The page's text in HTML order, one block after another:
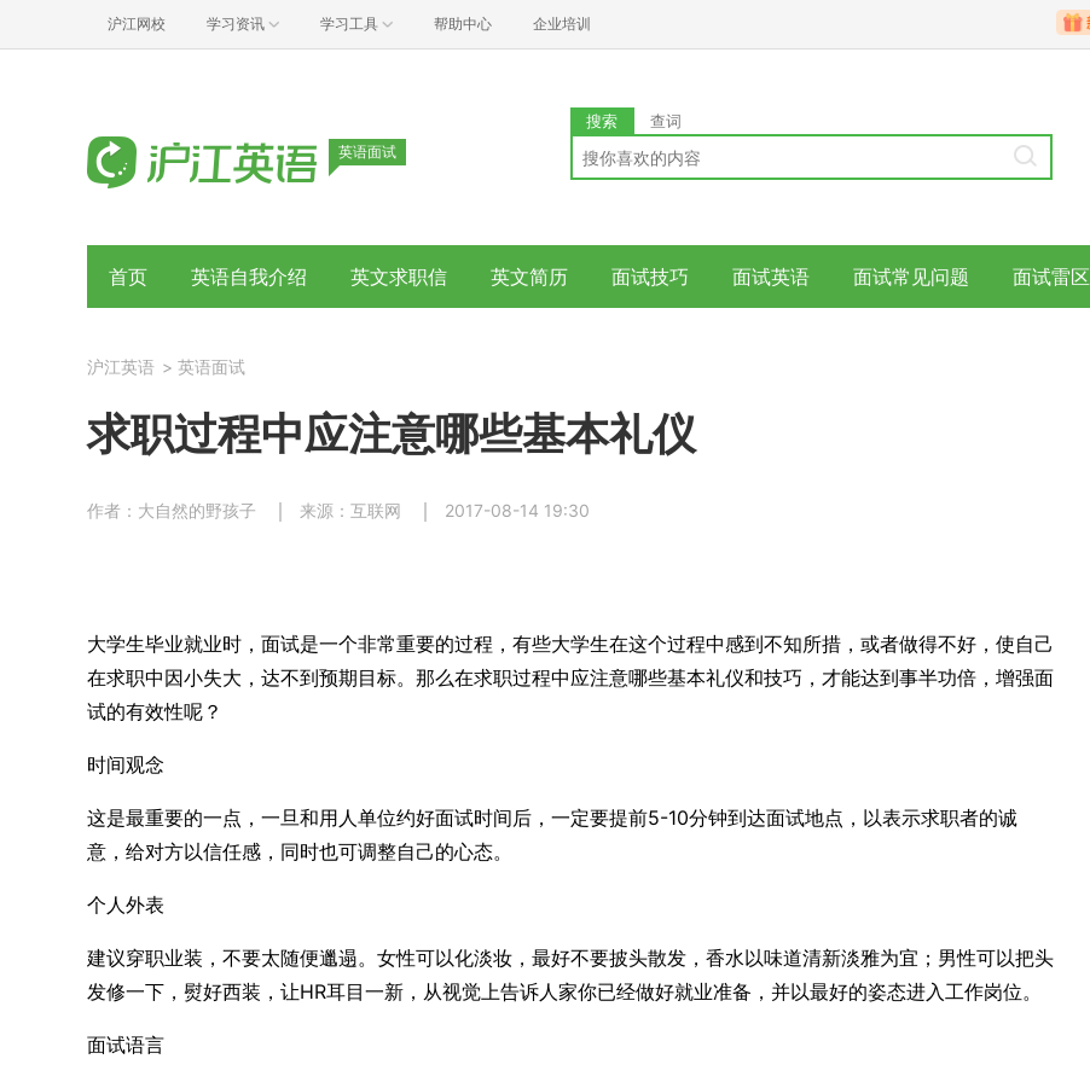
沪江网校 学习资讯 学习工具 帮助中心 企业培训
英语面试
搜索 查词
首页 英语自我介绍 英文求职信 英文简历 面试技巧 面试英语 面试常见问题 面试雷区
沪江英语 > 英语面试
求职过程中应注意哪些基本礼仪
作者：大自然的野孩子 来源：互联网 2017-08-14 19:30
大学生毕业就业时，面试是一个非常重要的过程，有些大学生在这个过程中感到不知所措，或者做得不好，使自己
在求职中因小失大，达不到预期目标。那么在求职过程中应注意哪些基本礼仪和技巧，才能达到事半功倍，增强面
试的有效性呢？
时间观念
这是最重要的一点，一旦和用人单位约好面试时间后，一定要提前5-10分钟到达面试地点，以表示求职者的诚
意，给对方以信任感，同时也可调整自己的心态。
个人外表
建议穿职业装，不要太随便邋遢。女性可以化淡妆，最好不要披头散发，香水以味道清新淡雅为宜；男性可以把头
发修一下，熨好西装，让HR耳目一新，从视觉上告诉人家你已经做好就业准备，并以最好的姿态进入工作岗位。
面试语言